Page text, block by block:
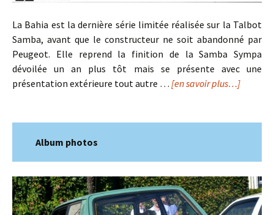
La Bahia est la dernière série limitée réalisée sur la Talbot
Samba, avant que le constructeur ne soit abandonné par
Peugeot. Elle reprend la finition de la Samba Sympa
dévoilée un an plus tôt mais se présente avec une
présentation extérieure tout autre … [en savoir plus…]
Album photos